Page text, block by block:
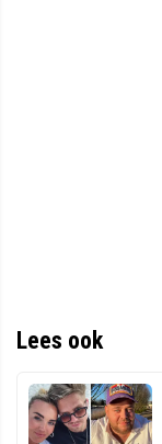
Lees ook